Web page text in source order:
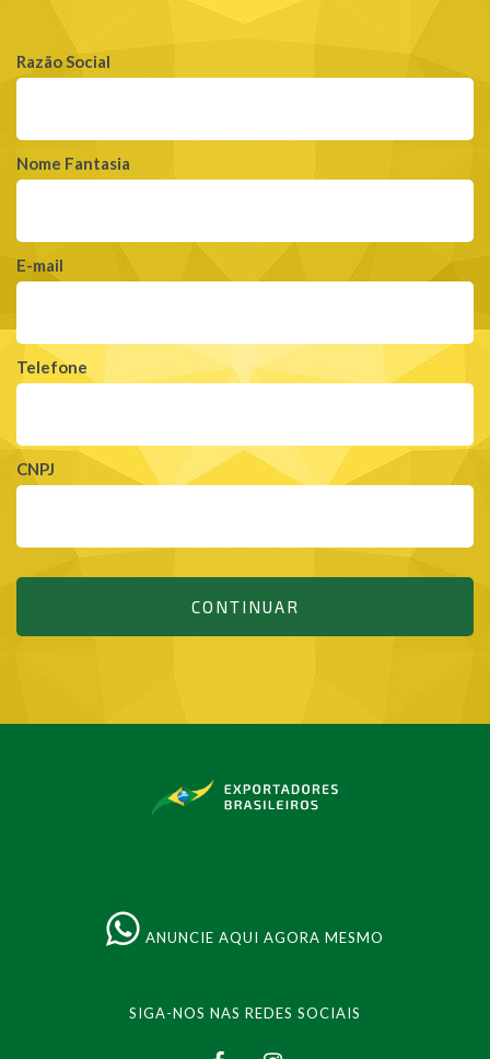
Razão Social
Nome Fantasia
E-mail
Telefone
CNPJ
CONTINUAR
ANUNCIE AQUI AGORA MESMO
SIGA-NOS NAS REDES SOCIAIS